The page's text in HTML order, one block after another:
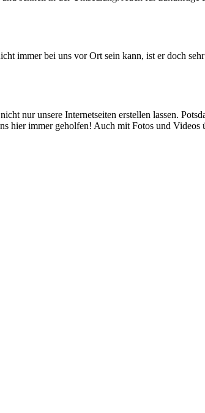
immer bei uns vor Ort sein kann, ist er doch
nur unsere Internetseiten erstellen lassen.
immer geholfen! Auch mit Fotos und Videos